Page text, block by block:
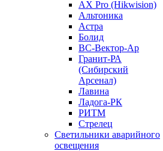
AX Pro (Hikwision)
Альтоника
Астра
Болид
ВС-Вектор-Ар
Гранит-РА
(Сибирский
Арсенал)
Лавина
Ладога-РК
РИТМ
Стрелец
Светильники аварийного
освещения